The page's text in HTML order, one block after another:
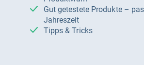
Gut getestete Produkte – passend zur
Jahreszeit
Tipps & Tricks